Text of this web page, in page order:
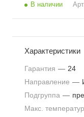
В наличии
Характеристики
Гарантия — 24
Направление —
Подгруппа —
Макс.